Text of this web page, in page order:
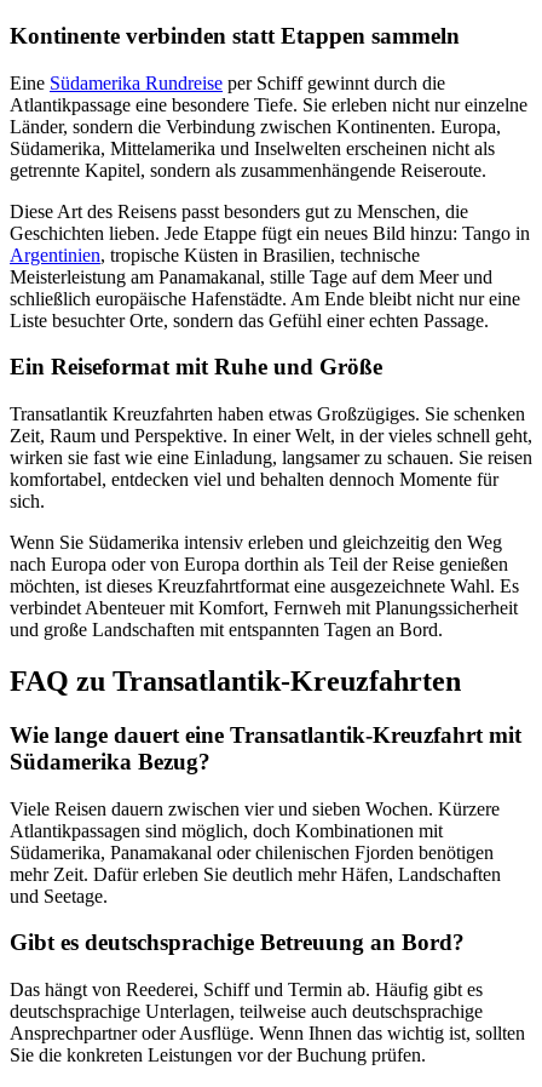
Kontinente verbinden statt Etappen sammeln
Eine Südamerika Rundreise per Schiff gewinnt durch die
Atlantikpassage eine besondere Tiefe. Sie erleben nicht nur einzelne
Länder, sondern die Verbindung zwischen Kontinenten. Europa,
Südamerika, Mittelamerika und Inselwelten erscheinen nicht als
getrennte Kapitel, sondern als zusammenhängende Reiseroute.
Diese Art des Reisens passt besonders gut zu Menschen, die
Geschichten lieben. Jede Etappe fügt ein neues Bild hinzu: Tango in
Argentinien, tropische Küsten in Brasilien, technische
Meisterleistung am Panamakanal, stille Tage auf dem Meer und
schließlich europäische Hafenstädte. Am Ende bleibt nicht nur eine
Liste besuchter Orte, sondern das Gefühl einer echten Passage.
Ein Reiseformat mit Ruhe und Größe
Transatlantik Kreuzfahrten haben etwas Großzügiges. Sie schenken
Zeit, Raum und Perspektive. In einer Welt, in der vieles schnell geht,
wirken sie fast wie eine Einladung, langsamer zu schauen. Sie reisen
komfortabel, entdecken viel und behalten dennoch Momente für
sich.
Wenn Sie Südamerika intensiv erleben und gleichzeitig den Weg
nach Europa oder von Europa dorthin als Teil der Reise genießen
möchten, ist dieses Kreuzfahrtformat eine ausgezeichnete Wahl. Es
verbindet Abenteuer mit Komfort, Fernweh mit Planungssicherheit
und große Landschaften mit entspannten Tagen an Bord.
FAQ zu Transatlantik-Kreuzfahrten
Wie lange dauert eine Transatlantik-Kreuzfahrt mit
Südamerika Bezug?
Viele Reisen dauern zwischen vier und sieben Wochen. Kürzere
Atlantikpassagen sind möglich, doch Kombinationen mit
Südamerika, Panamakanal oder chilenischen Fjorden benötigen
mehr Zeit. Dafür erleben Sie deutlich mehr Häfen, Landschaften
und Seetage.
Gibt es deutschsprachige Betreuung an Bord?
Das hängt von Reederei, Schiff und Termin ab. Häufig gibt es
deutschsprachige Unterlagen, teilweise auch deutschsprachige
Ansprechpartner oder Ausflüge. Wenn Ihnen das wichtig ist, sollten
Sie die konkreten Leistungen vor der Buchung prüfen.